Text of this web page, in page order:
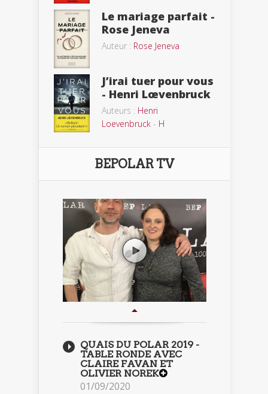
Le mariage parfait -
Rose Jeneva
Auteur : Rose Jeneva
J’irai tuer pour vous
- Henri Lœvenbruck
Auteurs : Henri
Loevenbruck - H
BEPOLAR TV
QUAIS DU POLAR 2019 -
TABLE RONDE AVEC
CLAIRE FAVAN ET
OLIVIER NOREK
01/09/2020